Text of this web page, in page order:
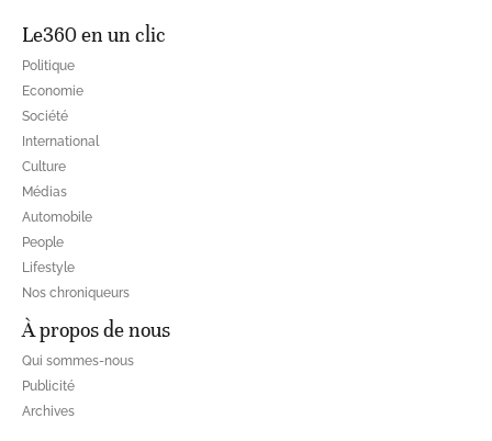
Le360 en un clic
Politique
Economie
Société
International
Culture
Médias
Automobile
People
Lifestyle
Nos chroniqueurs
À propos de nous
Qui sommes-nous
Publicité
Archives